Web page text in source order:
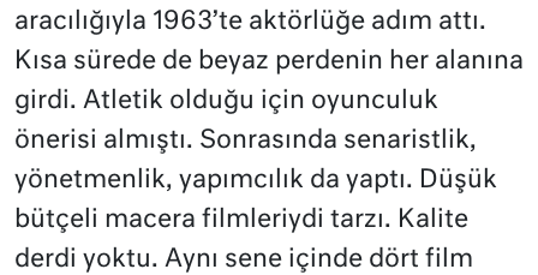
aracılığıyla 1963’te aktörlüğe adım attı.
Kısa sürede de beyaz perdenin her alanına
girdi. Atletik olduğu için oyunculuk
önerisi almıştı. Sonrasında senaristlik,
yönetmenlik, yapımcılık da yaptı. Düşük
bütçeli macera filmleriydi tarzı. Kalite
derdi yoktu. Aynı sene içinde dört film